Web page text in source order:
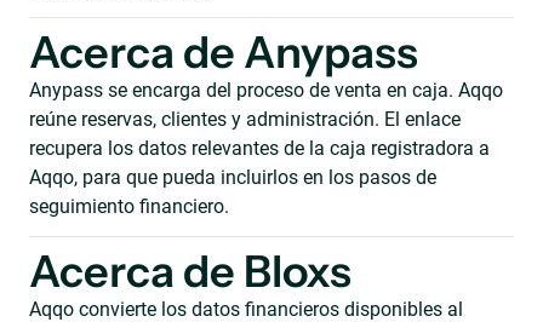
Acerca de Anypass
Anypass se encarga del proceso de venta en caja. Aqqo
reúne reservas, clientes y administración. El enlace
recupera los datos relevantes de la caja registradora a
Aqqo, para que pueda incluirlos en los pasos de
seguimiento financiero.
Acerca de Bloxs
Aqqo convierte los datos financieros disponibles al